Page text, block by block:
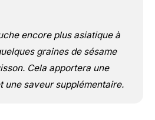
encore plus asiatique à
graines de sésame
Cela apportera une
une saveur supplémentaire.